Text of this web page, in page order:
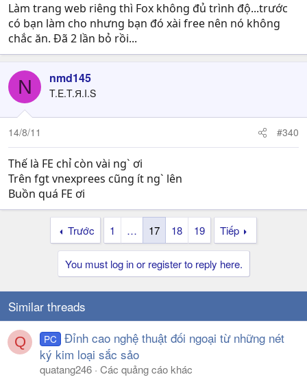
Làm trang web riêng thì Fox không đủ trình độ...trước
có bạn làm cho nhưng bạn đó xài free nên nó không
chắc ăn. Đã 2 lần bỏ rồi...
N nmd145
T.E.T.Я.I.S
14/8/11 #340
Thế là FE chỉ còn vài ng` ơi
Trên fgt vnexprees cũng ít ng` lên
Buồn quá FE ơi
Trước 1 … 17 18 19 Tiếp
You must log in or register to reply here.
Similar threads
Q PC Đỉnh cao nghệ thuật đối ngoại từ những nét
ký kim loại sắc sảo
quatang246 Các quảng cáo khác